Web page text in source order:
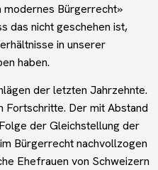
modernes Bürgerrecht»
das nicht geschehen ist,
in unserer
haben.
der letzten Jahrzehnte.
Fortschritte. Der mit Abstand
der Gleichstellung der
Bürgerrecht nachvollzogen
Ehefrauen von Schweizern